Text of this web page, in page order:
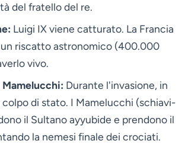
del fratello del re.
Luigi IX viene catturato. La Francia
riscatto astronomico (400.000
vivo.
Mamelucchi: Durante l'invasione, in
di stato. I Mamelucchi (schiavi-
il Sultano ayyubide e prendono il
la nemesi finale dei crociati.